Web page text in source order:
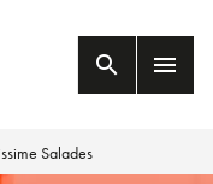
search menu
Salades